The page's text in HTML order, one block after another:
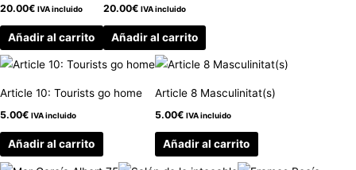
20.00€ IVA incluido
Añadir al carrito
20.00€ IVA incluido
Añadir al carrito
Article 10: Tourists go home
5.00€ IVA incluido
Añadir al carrito
Article 8 Masculinitat(s)
5.00€ IVA incluido
Añadir al carrito